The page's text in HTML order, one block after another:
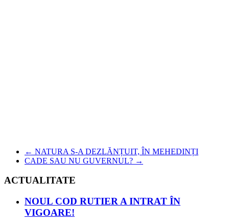
← NATURA S-A DEZLĂNȚUIT, ÎN MEHEDINȚI
CADE SAU NU GUVERNUL? →
ACTUALITATE
NOUL COD RUTIER A INTRAT ÎN
VIGOARE!